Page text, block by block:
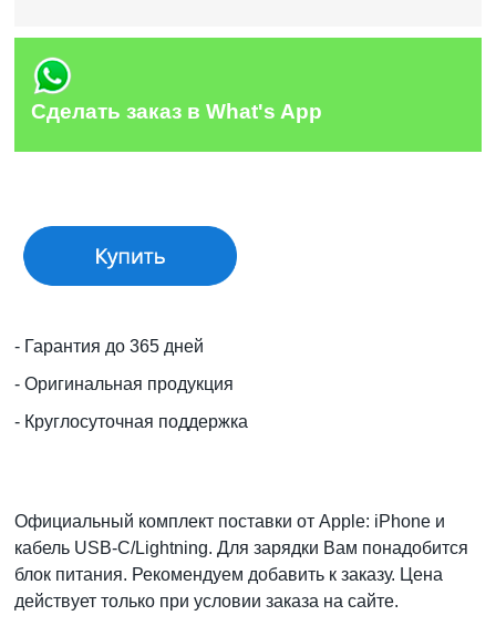
Сделать заказ в What's App
- Гарантия до 365 дней
- Оригинальная продукция
- Круглосуточная поддержка
Официальный комплект поставки от Apple: iPhone и
кабель USB‑C/Lightning. Для зарядки Вам понадобится
блок питания. Рекомендуем добавить к заказу. Цена
действует только при условии заказа на сайте.